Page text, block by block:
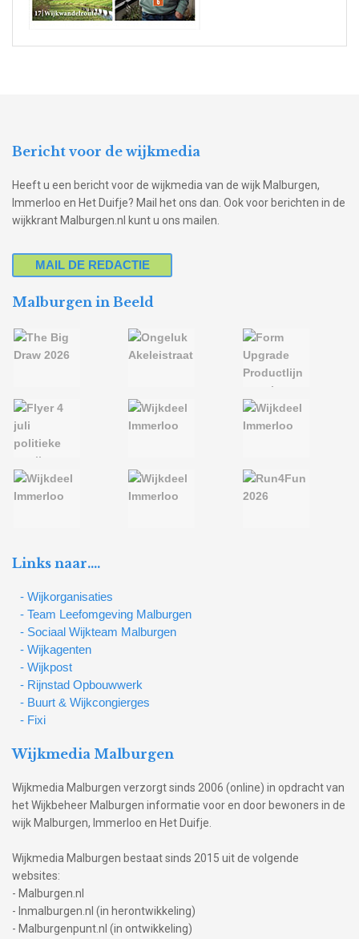
Bericht voor de wijkmedia
Heeft u een bericht voor de wijkmedia van de wijk Malburgen,
Immerloo en Het Duifje? Mail het ons dan. Ook voor berichten in de
wijkkrant Malburgen.nl kunt u ons mailen.
MAIL DE REDACTIE
Malburgen in Beeld
Links naar….
- Wijkorganisaties
- Team Leefomgeving Malburgen
- Sociaal Wijkteam Malburgen
- Wijkagenten
- Wijkpost
- Rijnstad Opbouwwerk
- Buurt & Wijkcongierges
- Fixi
Wijkmedia Malburgen
Wijkmedia Malburgen verzorgt sinds 2006 (online) in opdracht van
het Wijkbeheer Malburgen informatie voor en door bewoners in de
wijk Malburgen, Immerloo en Het Duifje.
Wijkmedia Malburgen bestaat sinds 2015 uit de volgende
websites:
- Malburgen.nl
- Inmalburgen.nl (in herontwikkeling)
- Malburgenpunt.nl (in ontwikkeling)